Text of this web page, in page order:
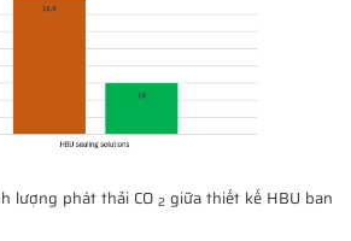
lượng phát thải CO 2 giữa thiết kế HBU ban